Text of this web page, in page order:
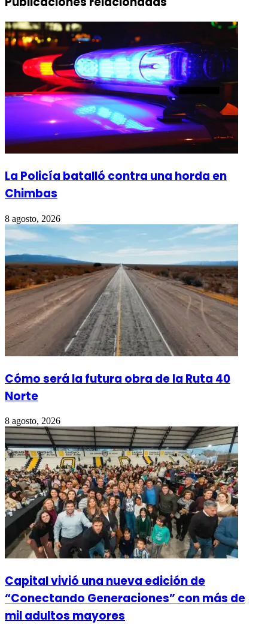
La Policía batalló contra una horda en
Chimbas
8 agosto, 2026
Cómo será la futura obra de la Ruta 40
Norte
8 agosto, 2026
Capital vivió una nueva edición de
“Conectando Generaciones” con más de
mil adultos mayores